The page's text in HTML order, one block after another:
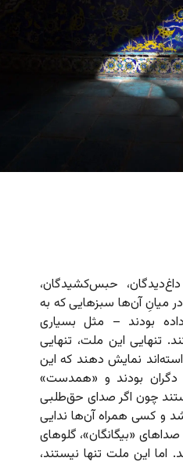
حبس‌کشیدگان،
میانِ آن‌ها سبزهایی که به
بودند – مثل بسیاری
تنهایی این ملت، تنهایی
نمایش دهند که این
دگران بودند و «همدست»
چون اگر صدای حق‌طلبی
و کسی همراه آن‌ها ندایی
صداهای «بیگانگان»، گلوهای
اما این ملت تنها نیستند،